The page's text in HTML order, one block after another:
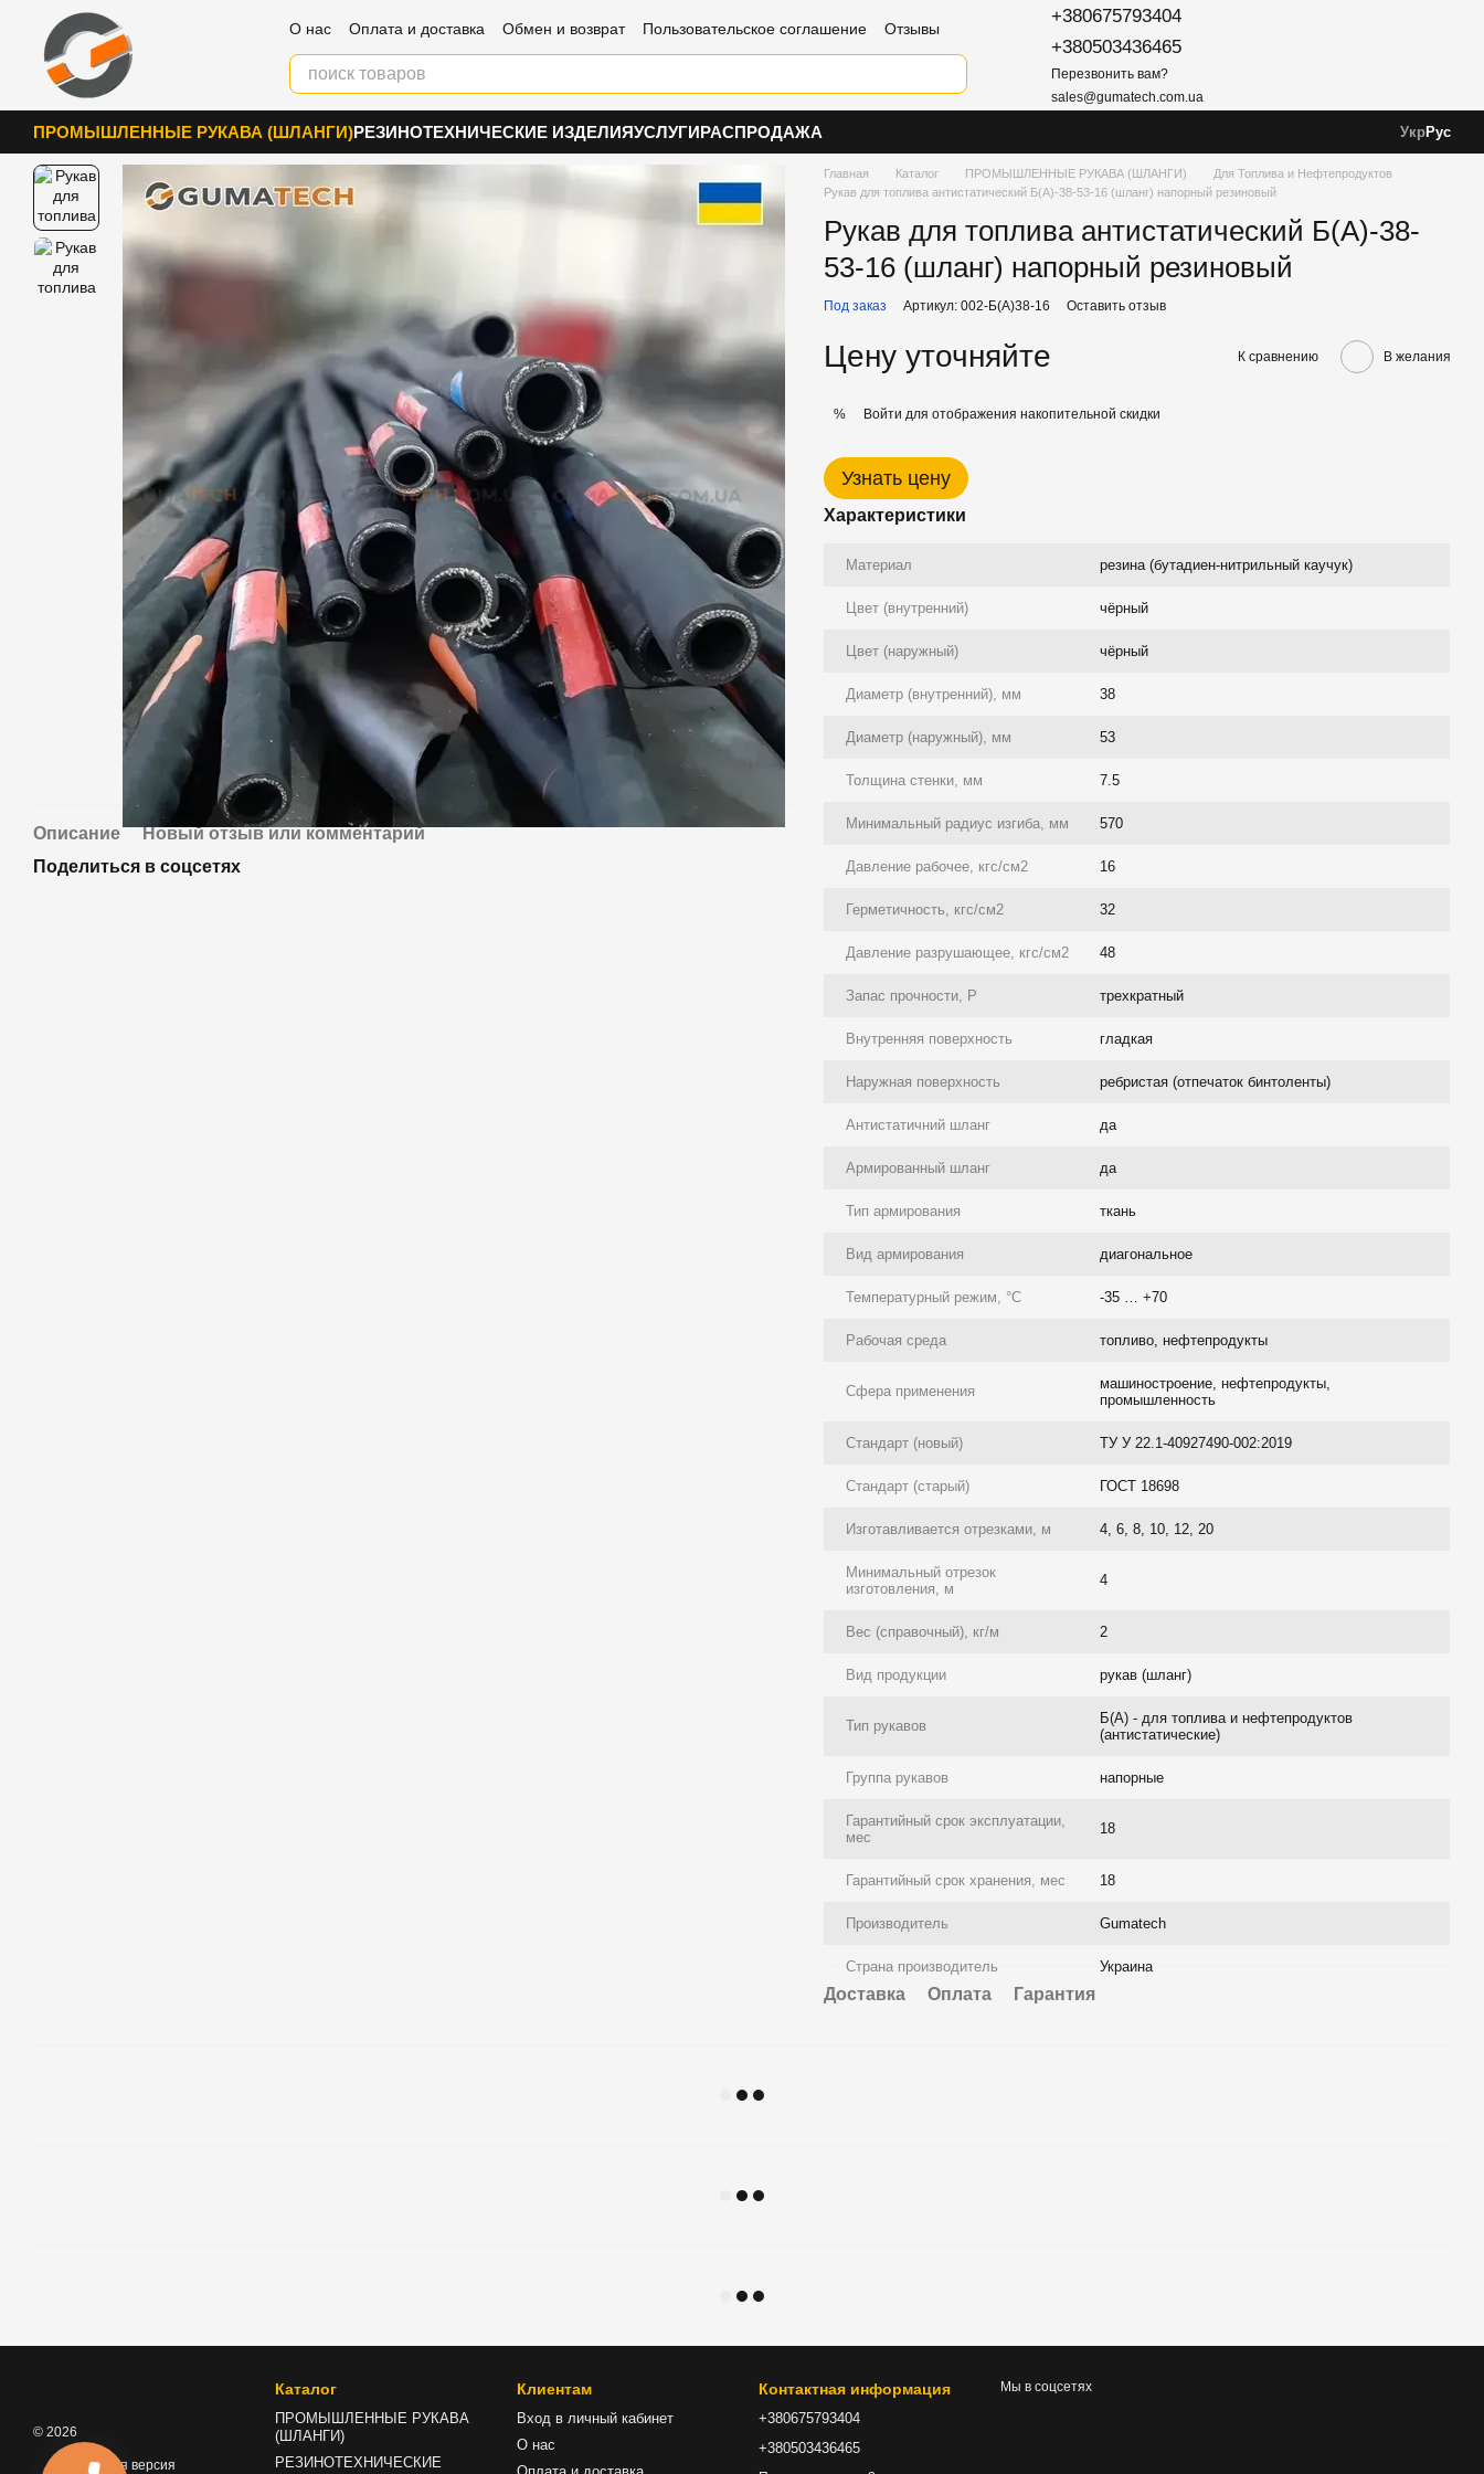
Перейти к основному контенту
О нас Оплата и доставка Обмен и возврат Пользовательское соглашение
Отзывы
Блог
Контакты
+380675793404
+380503436465
Перезвонить вам?
sales@gumatech.com.ua
ПРОМЫШЛЕННЫЕ РУКАВА (ШЛАНГИ)РЕЗИНОТЕХНИЧЕСКИЕ ИЗДЕЛИЯУСЛУГИРАСПРОДАЖА УкрРус
Описание
Новый отзыв или комментарий
Поделиться в соцсетях
Главная Каталог ПРОМЫШЛЕННЫЕ РУКАВА (ШЛАНГИ)
Для Топлива и Нефтепродуктов
Рукав для топлива антистатический Б(А)-38-53-16 (шланг) напорный резиновый
Рукав для топлива антистатический Б(А)-38-
53-16 (шланг) напорный резиновый
Под заказ Артикул: 002-Б(А)38-16 Оставить отзыв
Цену уточняйте К сравнению В желания
% Войти для отображения накопительной скидки
Узнать цену
Характеристики
Материал резина (бутадиен-нитрильный каучук)
Цвет (внутренний) чёрный
Цвет (наружный) чёрный
Диаметр (внутренний), мм 38
Диаметр (наружный), мм 53
Толщина стенки, мм 7.5
Минимальный радиус изгиба, мм 570
Давление рабочее, кгс/см2 16
Герметичность, кгс/см2 32
Давление разрушающее, кгс/см2 48
Запас прочности, P трехкратный
Внутренняя поверхность гладкая
Наружная поверхность ребристая (отпечаток бинтоленты)
Антистатичний шланг да
Армированный шланг да
Тип армирования ткань
Вид армирования диагональное
Температурный режим, °C -35 … +70
Рабочая среда топливо, нефтепродукты
Сфера применения
машиностроение, нефтепродукты,
промышленность
Стандарт (новый) ТУ У 22.1-40927490-002:2019
Стандарт (старый) ГОСТ 18698
Изготавливается отрезками, м 4, 6, 8, 10, 12, 20
Минимальный отрезок
изготовления, м
4
Вес (справочный), кг/м 2
Вид продукции рукав (шланг)
Тип рукавов
Б(А) - для топлива и нефтепродуктов
(антистатические)
Группа рукавов напорные
Гарантийный срок эксплуатации,
мес
18
Гарантийный срок хранения, мес 18
Производитель Gumatech
Страна производитель Украина
Доставка Оплата Гарантия
© 2026
Мобильная версия
Каталог
ПРОМЫШЛЕННЫЕ РУКАВА
(ШЛАНГИ)
РЕЗИНОТЕХНИЧЕСКИЕ
Клиентам
Вход в личный кабинет
О нас
Контактная информация
+380675793404
+380503436465
Мы в соцсетях